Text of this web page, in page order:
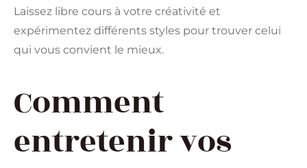
Laissez libre cours à votre créativité et
expérimentez différents styles pour trouver celui
qui vous convient le mieux.
Comment
entretenir vos